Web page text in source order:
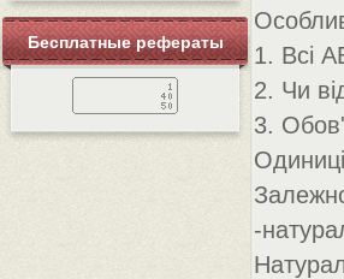
Бесплатные рефераты
1. Всі
2. Чи
3.
-